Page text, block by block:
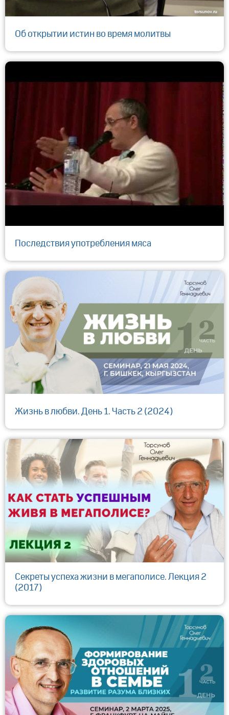
Об открытии истин во время молитвы
Последствия употребления мяса
Жизнь в любви. День 1. Часть 2 (2024)
Секреты успеха жизни в мегаполисе. Лекция 2
(2017)